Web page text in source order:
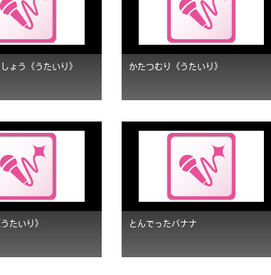
ょう《うたいり》 かたつむり《うたいり》
たいり》 とんでったバナナ